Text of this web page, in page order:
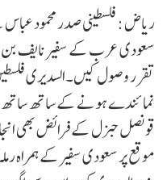
ریاض : فلسطینی صدر محمود
سعودی عرب کے سفیر نایف بن
تقرر وصول کیں۔السدیری
نمائندے ہونے کے ساتھ
قونصل جنرل کے فرائض بھی
موقع پر سعودی سفیر کے ہمراہ